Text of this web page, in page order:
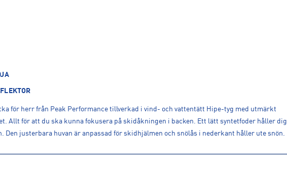
för herr från Peak Performance tillverkad i vind- och vattentätt Hipe-tyg med utmärkt
Allt för att du ska kunna fokusera på skidåkningen i backen. Ett lätt syntetfoder håller dig
Den justerbara huvan är anpassad för skidhjälmen och snölås i nederkant håller ute snön.